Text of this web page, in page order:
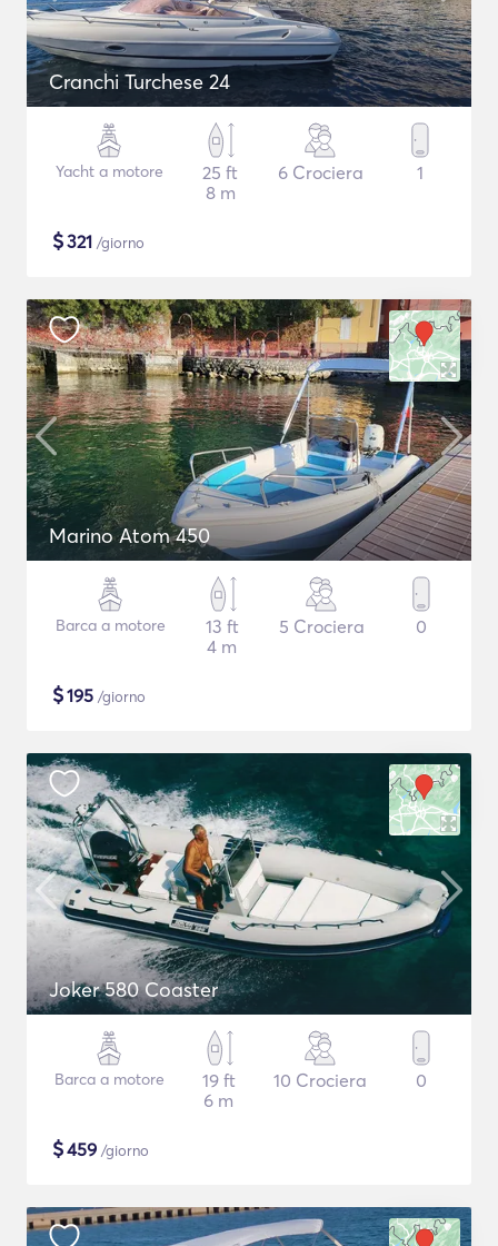
Cranchi Turchese 24
Yacht a motore
25 ft
8 m
6 Crociera 1
$321 /giorno
Marino Atom 450
Barca a motore
13 ft
4 m
5 Crociera 0
$195 /giorno
Joker 580 Coaster
Barca a motore
19 ft
6 m
10 Crociera 0
$459 /giorno